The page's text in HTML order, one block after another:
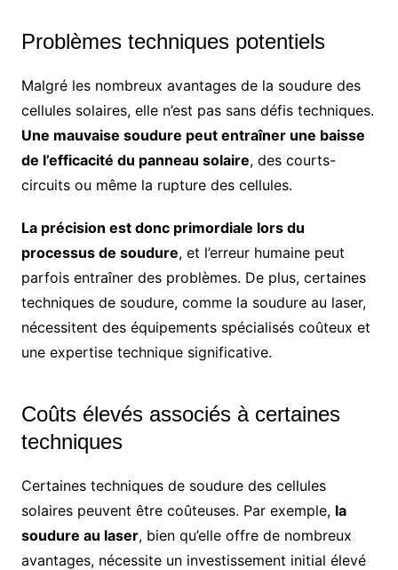
Problèmes techniques potentiels
Malgré les nombreux avantages de la soudure des
cellules solaires, elle n’est pas sans défis techniques.
Une mauvaise soudure peut entraîner une baisse
de l’efficacité du panneau solaire, des courts-
circuits ou même la rupture des cellules.
La précision est donc primordiale lors du
processus de soudure, et l’erreur humaine peut
parfois entraîner des problèmes. De plus, certaines
techniques de soudure, comme la soudure au laser,
nécessitent des équipements spécialisés coûteux et
une expertise technique significative.
Coûts élevés associés à certaines
techniques
Certaines techniques de soudure des cellules
solaires peuvent être coûteuses. Par exemple, la
soudure au laser, bien qu’elle offre de nombreux
avantages, nécessite un investissement initial élevé